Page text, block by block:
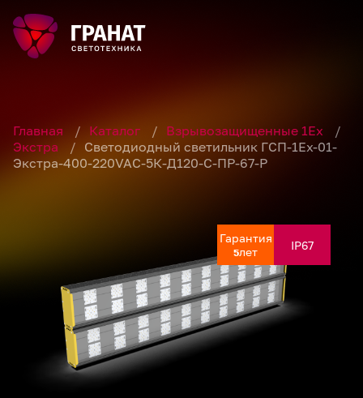
Главная / Каталог / Взрывозащищенные 1Ex
/
Экстра
/ Светодиодный светильник ГСП-1Ех-01-
Экстра-400-220VAC-5К-Д120-С-ПР-67-Р
Гарантия
5лет IP67
Гарантия
5лет IP67
Гарантия
5лет IP67
Гарантия
5лет IP67
Гарантия
5лет IP67